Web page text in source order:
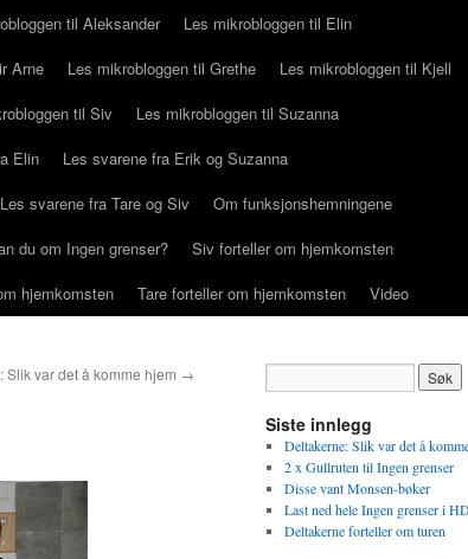
til Aleksander
Les mikrobloggen til Elin
Arne Les mikrobloggen til Grethe
Les mikrobloggen til Kjell
til Siv
Les mikrobloggen til Suzanna
Elin
Les svarene fra Erik og Suzanna
Les svarene fra Tare og Siv
Om funksjonshemningene
du om Ingen grenser?
Siv forteller om hjemkomsten
hjemkomsten Tare forteller om hjemkomsten Video
Slik var det å komme hjem →
Siste innlegg
Deltakerne: Slik var det å
2 x Gullruten til Ingen grenser
Disse vant Monsen-bøker
Last ned hele Ingen grenser i
Deltakerne forteller om turen